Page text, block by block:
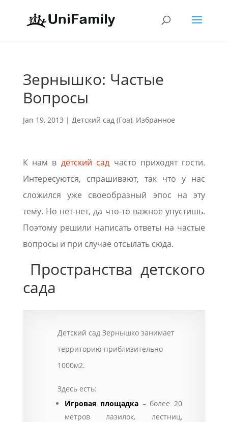
Зернышко: Частые
Вопросы
Jan 19, 2013 | Детский сад (Гоа), Избранное
К нам в детский сад часто приходят гости.
Интересуются, спрашивают, так что у нас
сложился уже своеобразный эпос на эту
тему. Но нет-нет, да что-то важное упустишь.
Поэтому решили написать ответы на частые
вопросы и при случае отсылать сюда.
Пространства детского
сада
Детский сад Зернышко занимает
территорию приблизительно
1000м2.
Здесь есть:
Игровая площадка– более 20
метров лазилок, лестниц,